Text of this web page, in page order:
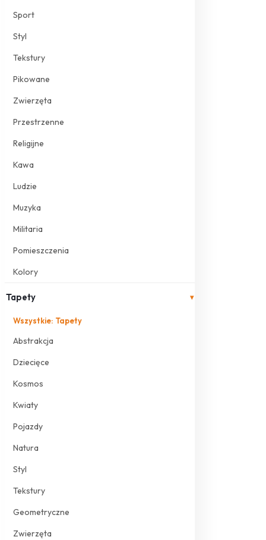
Sport
Styl
Tekstury
Pikowane
Zwierzęta
Przestrzenne
Religijne
Kawa
Ludzie
Muzyka
Militaria
Pomieszczenia
Kolory
Tapety ▾
Wszystkie: Tapety
Abstrakcja
Dziecięce
Kosmos
Kwiaty
Pojazdy
Natura
Styl
Tekstury
Geometryczne
Zwierzęta